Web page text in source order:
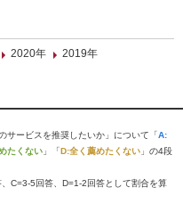
2020年 2019年
サービスを推奨したいか」について「A:
たくない 」「D:全く薦めたくない 」の4段
C=3-5回答、D=1-2回答として割合を算